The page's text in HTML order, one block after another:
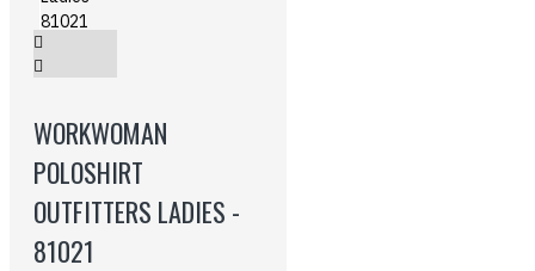
WORKWOMAN
POLOSHIRT
OUTFITTERS LADIES -
81021